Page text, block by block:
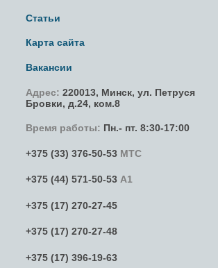
Статьи
Карта сайта
Вакансии
Адрес: 220013, Минск, ул. Петруся
Бровки, д.24, ком.8
Время работы: Пн.- пт. 8:30-17:00
+375 (33) 376-50-53 МТС
+375 (44) 571-50-53 А1
+375 (17) 270-27-45
+375 (17) 270-27-48
+375 (17) 396-19-63